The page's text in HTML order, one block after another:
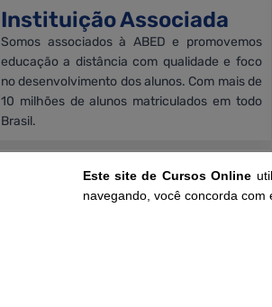
Instituição Associada
Somos associados à ABED e promovemos
educação a distância com qualidade e foco
no desenvolvimento dos alunos. Com mais de
10 milhões de alunos matriculados em todo
Brasil.
Compromisso
Garantimos a legitimidade dos certificados
Este site de Cursos Online
navegando, você concorda com